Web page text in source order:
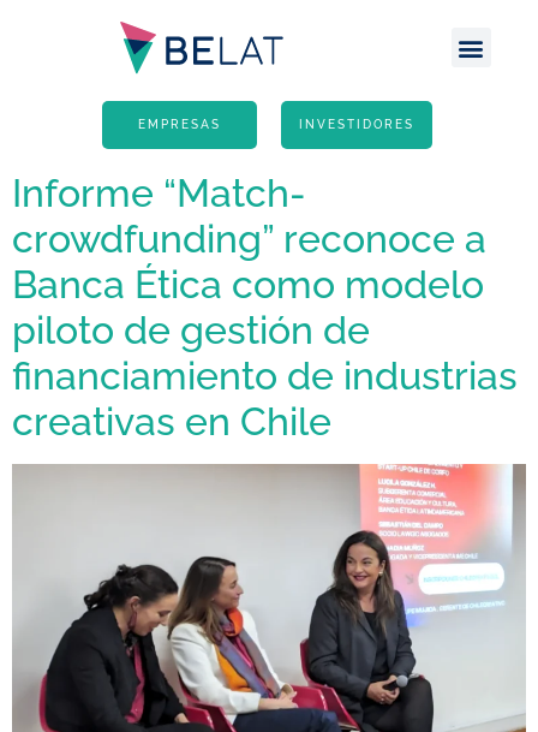
EMPRESAS INVESTIDORES
Informe “Match-
crowdfunding” reconoce a
Banca Ética como modelo
piloto de gestión de
financiamiento de industrias
creativas en Chile